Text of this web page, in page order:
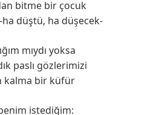
bitme bir çocuk
ha düştü, ha düşecek-
mıydı yoksa
paslı gözlerimizi
kalma bir küfür
istediğim: